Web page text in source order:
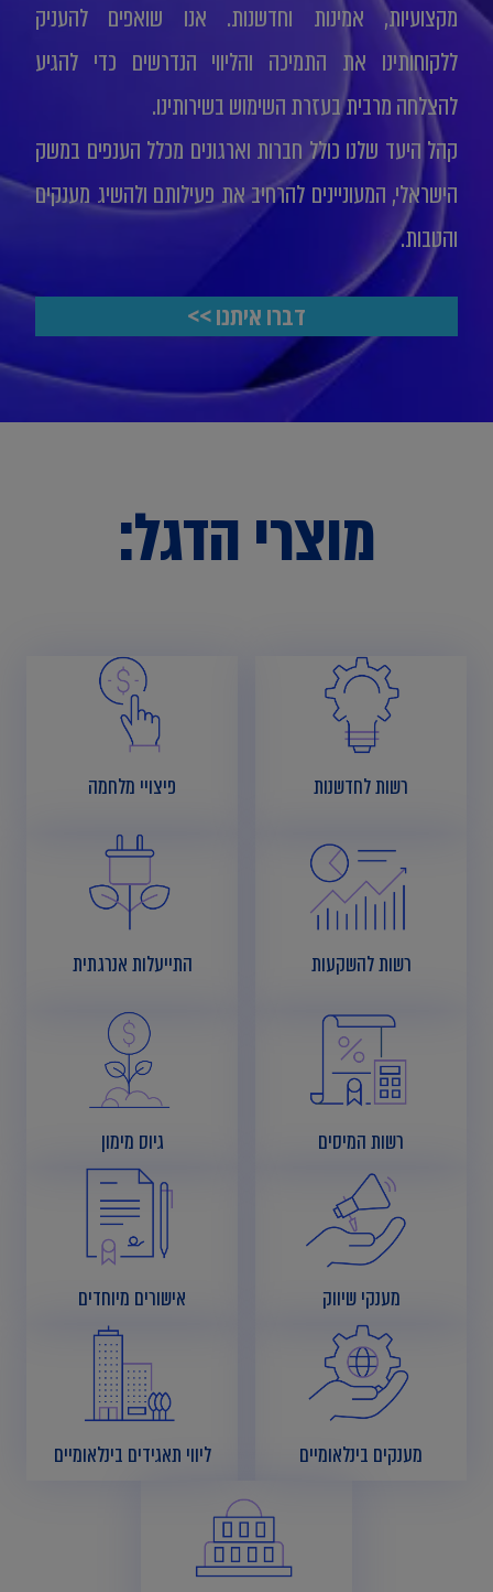
מקצועיות, אמינות וחדשנות. אנו שואפים להעניק
ללקוחותינו את התמיכה והליווי הנדרשים כדי להגיע
להצלחה מרבית בעזרת השימוש בשירותינו.
קהל היעד שלנו כולל חברות וארגונים מכלל הענפים במשק
הישראלי, המעוניינים להרחיב את פעילותם ולהשיג מענקים
והטבות.
דברו איתנו >>
מוצרי הדגל:
רשות לחדשנות פיצויי מלחמה
רשות להשקעות התייעלות אנרגתית
רשות המיסים גיוס מימון
מענקי שיווק אישורים מיוחדים
מענקים בינלאומיים ליווי תאגידים בינלאומיים